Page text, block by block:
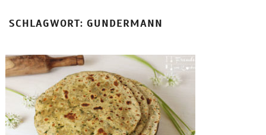
SCHLAGWORT: GUNDERMANN